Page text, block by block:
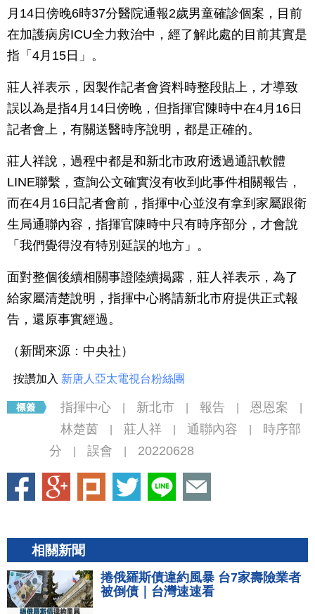
月14日傍晚6時37分醫院通報2歲男童確診個案，目前
在加護病房ICU全力救治中，經了解此處的目前其實是
指「4月15日」。
莊人祥表示，因製作記者會資料時整段貼上，才導致
誤以為是指4月14日傍晚，但指揮官陳時中在4月16日
記者會上，有關送醫時序說明，都是正確的。
莊人祥說，過程中都是和新北市政府透過通訊軟體
LINE聯繫，查詢公文確實沒有收到此事件相關報告，
而在4月16日記者會前，指揮中心並沒有拿到家屬跟衛
生局通聯內容，指揮官陳時中只有時序部分，才會說
「我們覺得沒有特別延誤的地方」。
面對整個後續相關事證陸續揭露，莊人祥表示，為了
給家屬清楚說明，指揮中心將請新北市府提供正式報
告，還原事實經過。
（新聞來源：中央社）
按讚加入 新唐人亞太電視台粉絲團
指揮中心 新北市 報告 恩恩案
林楚茵 莊人祥 通聯內容
時序部
分
誤會 20220628
相關新聞
捲俄羅斯債違約風暴 台7家壽險業者
被倒債｜台灣速速看